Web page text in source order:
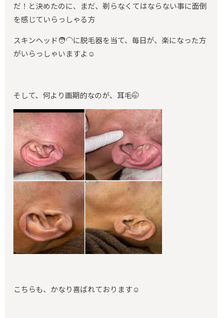
だ！と決めたのに、まだ、剃らなくてはならない事に面倒
を感じていらっしゃる方
スキンヘッド🧑‍🦲に脱毛器を当て、毎日が、楽になった方
がいらっしゃいますよ☺️
そして、何より画期的なのが、耳毛🤭
こちらも、かなり喜ばれております☺️